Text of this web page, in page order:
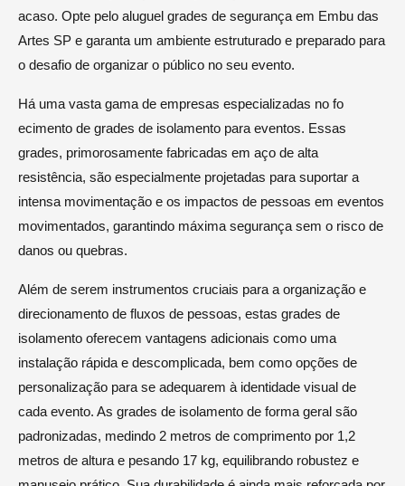
acaso. Opte pelo aluguel grades de segurança em Embu das
Artes SP e garanta um ambiente estruturado e preparado para
o desafio de organizar o público no seu evento.
Há uma vasta gama de empresas especializadas no fo
ecimento de grades de isolamento para eventos. Essas
grades, primorosamente fabricadas em aço de alta
resistência, são especialmente projetadas para suportar a
intensa movimentação e os impactos de pessoas em eventos
movimentados, garantindo máxima segurança sem o risco de
danos ou quebras.
Além de serem instrumentos cruciais para a organização e
direcionamento de fluxos de pessoas, estas grades de
isolamento oferecem vantagens adicionais como uma
instalação rápida e descomplicada, bem como opções de
personalização para se adequarem à identidade visual de
cada evento. As grades de isolamento de forma geral são
padronizadas, medindo 2 metros de comprimento por 1,2
metros de altura e pesando 17 kg, equilibrando robustez e